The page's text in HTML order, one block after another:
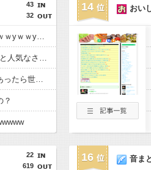
43
32
大正時代の都市人口ランキングｗｗyｗｗyｗｗyｗｗyｗｗ
徳川家康(1543〜1638)って他の2人に比べると人気なさすぎじゃね？
もし日本の隣に陸続きのオーストラリアがあったら世界の歴史はどう変わってた？
？
14 おい
22
619
16 音ま